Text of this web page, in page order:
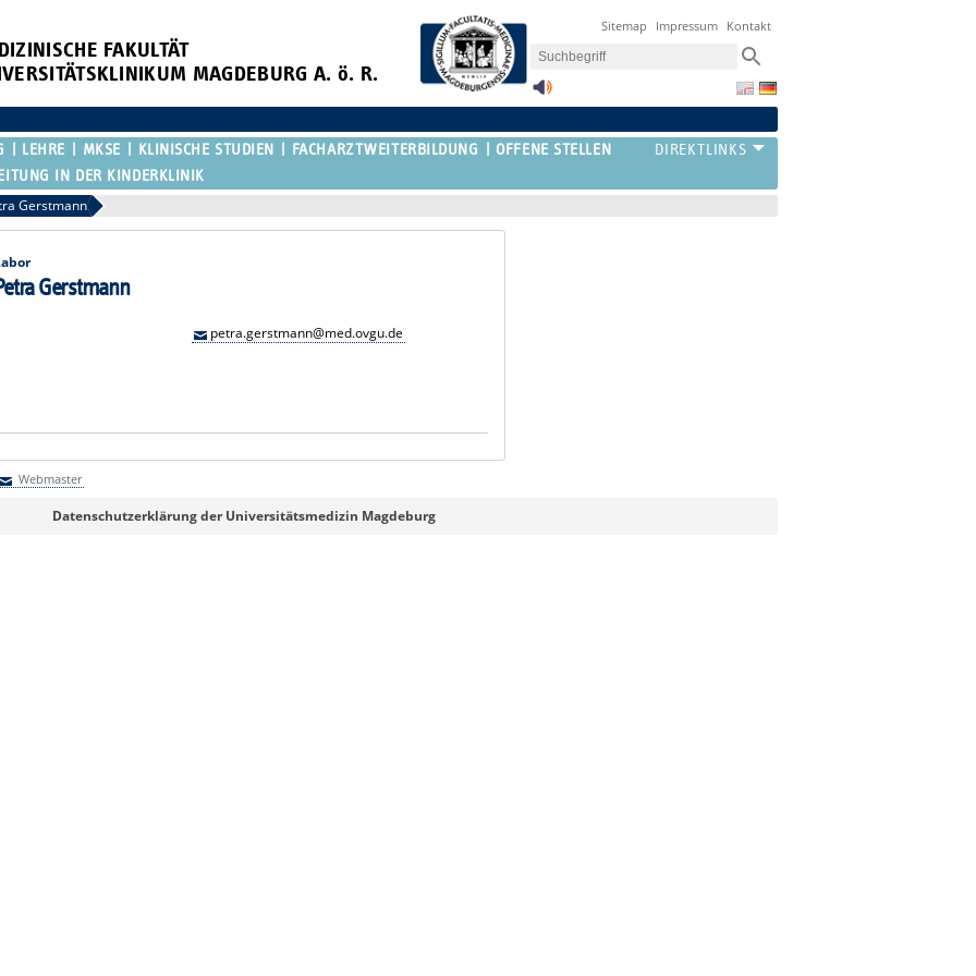
FAKULTÄT
MAGDEBURG A. ö. R.
Sitemap Impressum Kontakt
LEHRE MKSE KLINISCHE STUDIEN FACHARZTWEITERBILDUNG
OFFENE STELLEN
IN DER KINDERKLINIK
Gerstmann
Gerstmann
petra.gerstmann@med.ovgu.de
Webmaster
WebmasterDatenschutzerklärung der Universitätsmedizin Magdeburg